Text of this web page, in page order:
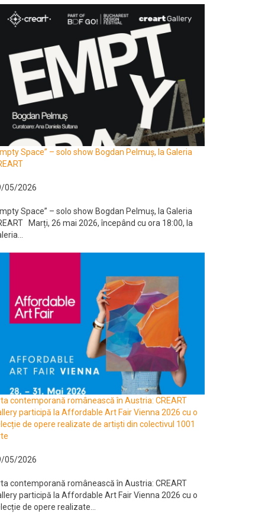
Space” – solo show Bogdan Pelmuș, la Galeria
05/2026
Space” – solo show Bogdan Pelmuș, la Galeria
Marți, 26 mai 2026, începând cu ora 18:00, la
contemporană românească în Austria: CREART
participă la Affordable Art Fair Vienna 2026 cu o
de opere realizate de artiști din colectivul 1001
05/2026
contemporană românească în Austria: CREART
participă la Affordable Art Fair Vienna 2026 cu o
de opere realizate...